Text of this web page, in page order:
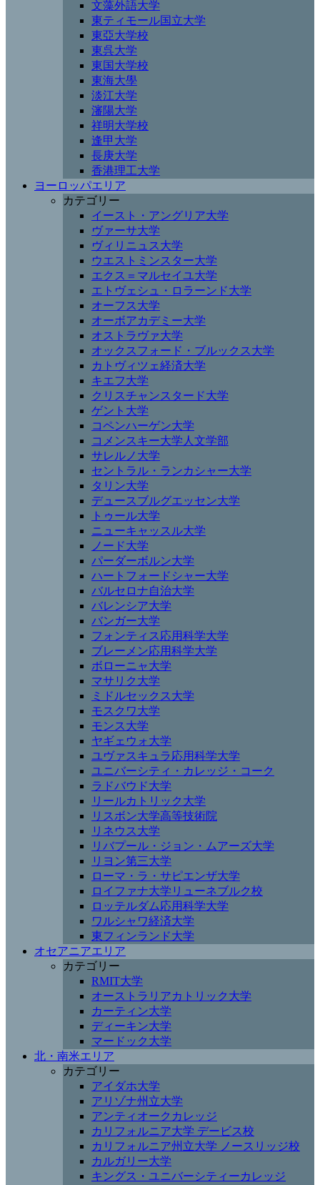
文藻外語大学
東ティモール国立大学
東亞大学校
東呉大学
東国大学校
東海大學
淡江大学
瀋陽大学
祥明大学校
逢甲大学
長庚大学
香港理工大学
ヨーロッパエリア
カテゴリー
イースト・アングリア大学
ヴァーサ大学
ヴィリニュス大学
ウエストミンスター大学
エクス＝マルセイユ大学
エトヴェシュ・ロラーンド大学
オーフス大学
オーボアカデミー大学
オストラヴァ大学
オックスフォード・ブルックス大学
カトヴィツェ経済大学
キエフ大学
クリスチャンスタード大学
ゲント大学
コペンハーゲン大学
コメンスキー大学人文学部
サレルノ大学
セントラル・ランカシャー大学
タリン大学
デュースブルグエッセン大学
トゥール大学
ニューキャッスル大学
ノード大学
パーダーボルン大学
ハートフォードシャー大学
バルセロナ自治大学
バレンシア大学
バンガー大学
フォンティス応用科学大学
ブレーメン応用科学大学
ボローニャ大学
マサリク大学
ミドルセックス大学
モスクワ大学
モンス大学
ヤギェウォ大学
ユヴァスキュラ応用科学大学
ユニバーシティ・カレッジ・コーク
ラドバウド大学
リールカトリック大学
リスボン大学高等技術院
リネウス大学
リバプール・ジョン・ムアーズ大学
リヨン第三大学
ローマ・ラ・サピエンザ大学
ロイファナ大学リューネブルク校
ロッテルダム応用科学大学
ワルシャワ経済大学
東フィンランド大学
オセアニアエリア
カテゴリー
RMIT大学
オーストラリアカトリック大学
カーティン大学
ディーキン大学
マードック大学
北・南米エリア
カテゴリー
アイダホ大学
アリゾナ州立大学
アンティオークカレッジ
カリフォルニア大学 デービス校
カリフォルニア州立大学 ノースリッジ校
カルガリー大学
キングス・ユニバーシティーカレッジ